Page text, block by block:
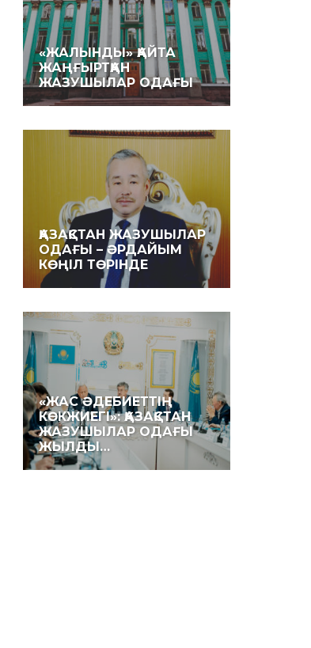
«ЖАЛЫНДЫ» ҚАЙТА
ЖАҢҒЫРТҚАН
ЖАЗУШЫЛАР ОДАҒЫ
ҚАЗАҚСТАН ЖАЗУШЫЛАР
ОДАҒЫ – ӘРДАЙЫМ
КӨҢІЛ ТӨРІНДЕ
«ЖАС ӘДЕБИЕТТІҢ
КӨКЖИЕГІ»: ҚАЗАҚСТАН
ЖАЗУШЫЛАР ОДАҒЫ
ЖЫЛДЫ…